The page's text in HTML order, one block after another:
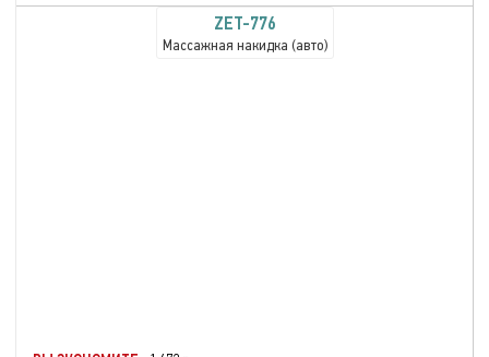
ZET-776
Массажная накидка (авто)